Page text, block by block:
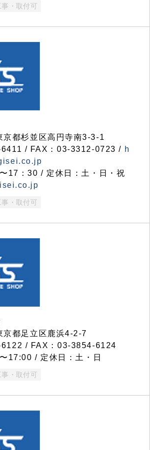
事・取付可
都杉並区高円寺南3-3-1
/ FAX：03-3312-0723 / h
17：30 / 定休日：土・日・祝
事・取付可
都足立区鹿浜4-2-7
/ FAX：03-3854-6124
17:00 / 定休日：土・日
事・取付可